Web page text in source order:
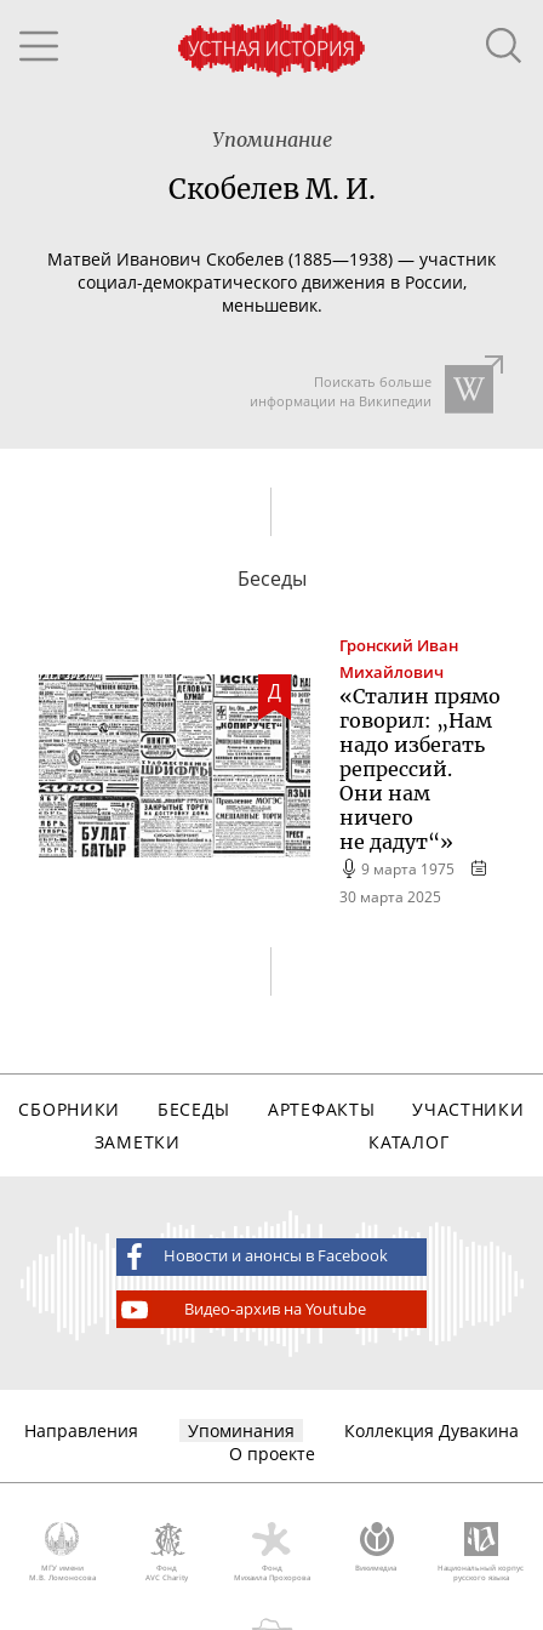
Упоминание
Скобелев М. И.
Матвей Иванович Скобелев (1885—1938) — участник
социал-демократическогодвижения в России,
меньшевик.
Поискать больше
информации на Википедии
Беседы
Д
Гронский Иван
Михайлович
«Сталин прямо
говорил: „Нам
надо избегать
репрессий.
Они нам
ничего
не дадут“»
9 марта 1975
30 марта 2025
СБОРНИКИ БЕСЕДЫ АРТЕФАКТЫ
УЧАСТНИКИ
ЗАМЕТКИ
КАТАЛОГ
Новости и анонсы в Facebook
Видео-архив на Youtube
Направления Упоминания
Коллекция Дувакина
О проекте
МГУ имени
М.В. Ломоносова
Фонд
AVC Charity
Фонд
Михаила Прохорова
Викимедиа
Национальный корпус
русского языка